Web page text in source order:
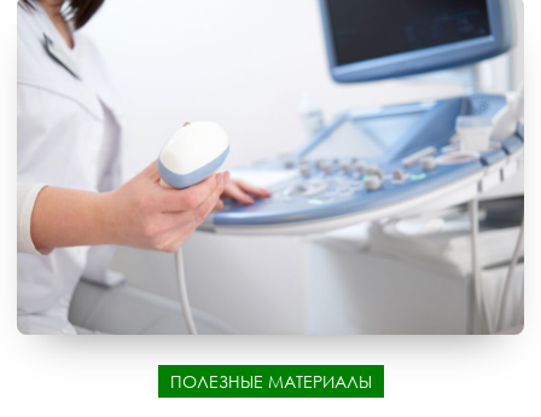
ПОЛЕЗНЫЕ МАТЕРИАЛЫ